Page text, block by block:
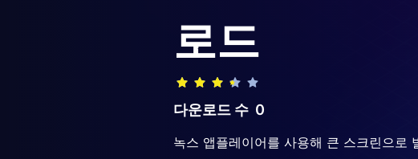
로드
다운로드 수 0
녹스 앱플레이어를 사용해 큰 스크린으로